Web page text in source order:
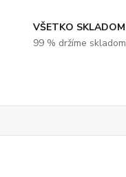
VŠETKO SKLADOM
99 % držíme skladom